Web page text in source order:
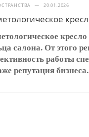
— 20.01.2026
салона. От этого
работы
репутация бизнеса.